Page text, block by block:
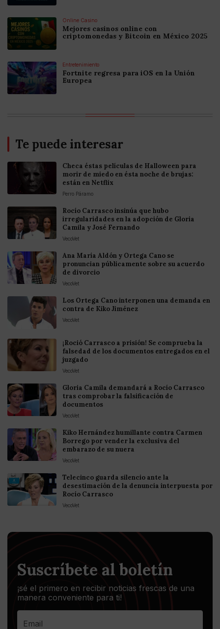
Online Casino
Mejores casinos online con
criptomonedas y Bitcoin en México 2025
Entretenimiento
Fortnite regresa para iOS en la Unión
Europea
Te puede interesar
Checa éstas películas de Halloween para
morir de miedo en ésta noche de brujas:
están en Netflix
Perro Páramo
Rocío Carrasco insinúa que hubo
irregularidades en la adopción de Gloria
Camila y José Fernando
VecoVet
Ana María Aldón y Ortega Cano se
pronuncian públicamente sobre su acuerdo
de divorcio
VecoVet
Los Ortega Cano interponen una demanda en
contra de Kiko Jiménez
VecoVet
¡Roció Carrasco a prisión! Se comprueba la
falsedad de los documentos entregados en el
juzgado
VecoVet
Gloria Camila demandará a Rocío Carrasco
tras comprobar la falsificación de
documentos
VecoVet
Kiko Hernández humillante contra Carmen
Borrego por vender la exclusiva del
embarazo de su nuera
VecoVet
Telecinco guarda silencio ante la
desestimación de la denuncia interpuesta por
Rocío Carrasco
VecoVet
Suscríbete al boletín
¡sé el primero en recibir noticias frescas de una
manera conveniente para ti!